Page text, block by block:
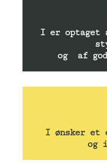
I er optaget
og af
I ønsker et
og